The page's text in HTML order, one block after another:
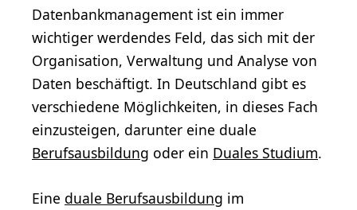
Datenbankmanagement ist ein immer
wichtiger werdendes Feld, das sich mit der
Organisation, Verwaltung und Analyse von
Daten beschäftigt. In Deutschland gibt es
verschiedene Möglichkeiten, in dieses Fach
einzusteigen, darunter eine duale
Berufsausbildung oder ein Duales Studium.
Eine duale Berufsausbildung im